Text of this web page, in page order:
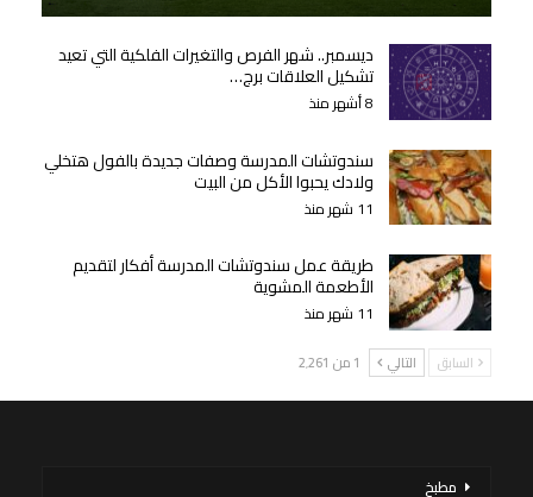
ديسمبر.. شهر الفرص والتغيرات الفلكية التي تعيد
تشكيل العلاقات برج…
8 أشهر منذ
سندوتشات المدرسة وصفات جديدة بالفول هتخلي
ولادك يحبوا الأكل من البيت
11 شهر منذ
طريقة عمل سندوتشات المدرسة أفكار لتقديم
الأطعمة المشوية
11 شهر منذ
السابق التالي 1 من 2٬261
مطبخ